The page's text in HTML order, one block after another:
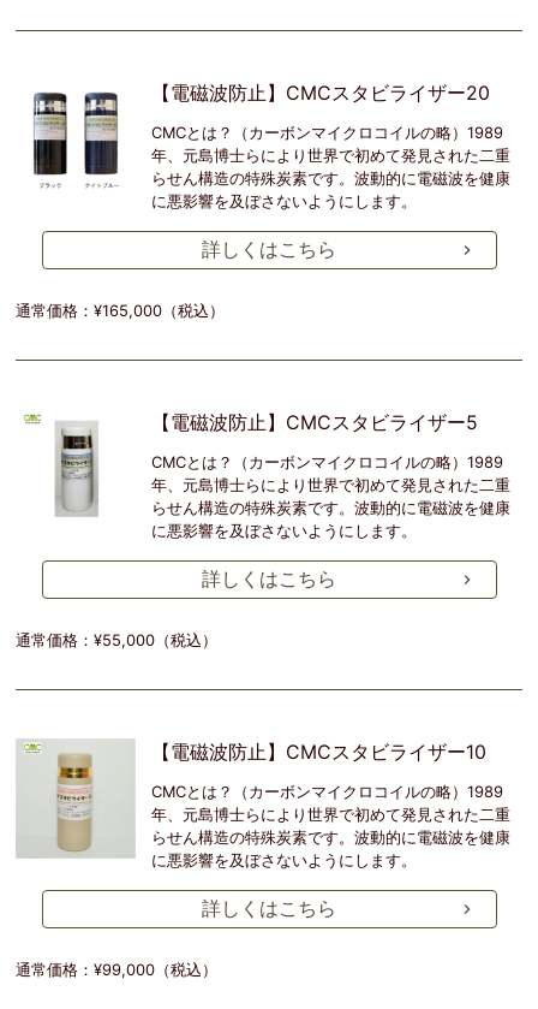
【電磁波防止】CMCスタビライザー20
CMCとは？（カーボンマイクロコイルの略）1989
年、元島博士らにより世界で初めて発見された二重
らせん構造の特殊炭素です。波動的に電磁波を健康
に悪影響を及ぼさないようにします。
詳しくはこちら
通常価格：¥165,000（税込）
【電磁波防止】CMCスタビライザー5
CMCとは？（カーボンマイクロコイルの略）1989
年、元島博士らにより世界で初めて発見された二重
らせん構造の特殊炭素です。波動的に電磁波を健康
に悪影響を及ぼさないようにします。
詳しくはこちら
通常価格：¥55,000（税込）
【電磁波防止】CMCスタビライザー10
CMCとは？（カーボンマイクロコイルの略）1989
年、元島博士らにより世界で初めて発見された二重
らせん構造の特殊炭素です。波動的に電磁波を健康
に悪影響を及ぼさないようにします。
詳しくはこちら
通常価格：¥99,000（税込）